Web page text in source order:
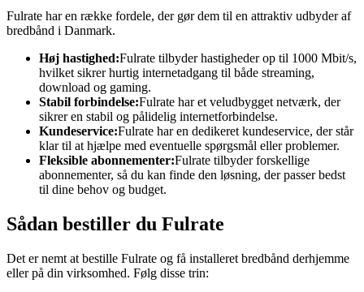
Fulrate har en række fordele, der gør dem til en attraktiv udbyder af
bredbånd i Danmark.
Høj hastighed:Fulrate tilbyder hastigheder op til 1000 Mbit/s,
hvilket sikrer hurtig internetadgang til både streaming,
download og gaming.
Stabil forbindelse:Fulrate har et veludbygget netværk, der
sikrer en stabil og pålidelig internetforbindelse.
Kundeservice:Fulrate har en dedikeret kundeservice, der står
klar til at hjælpe med eventuelle spørgsmål eller problemer.
Fleksible abonnementer:Fulrate tilbyder forskellige
abonnementer, så du kan finde den løsning, der passer bedst
til dine behov og budget.
Sådan bestiller du Fulrate
Det er nemt at bestille Fulrate og få installeret bredbånd derhjemme
eller på din virksomhed. Følg disse trin: